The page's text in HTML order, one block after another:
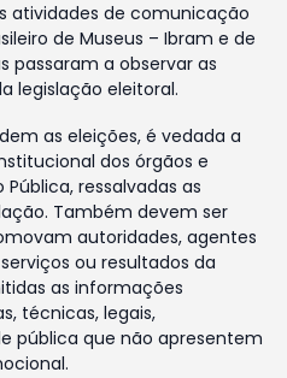
atividades de comunicação
de Museus – Ibram e de
passaram a observar as
legislação eleitoral.
as eleições, é vedada a
dos órgãos e
ressalvadas as
Também devem ser
autoridades, agentes
ou resultados da
as informações
técnicas, legais,
pública que não apresentem